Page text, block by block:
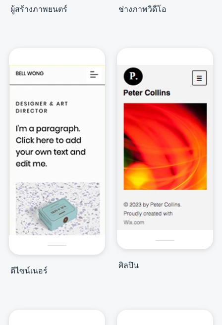
ผู้สร้างภาพยนตร์ ช่างภาพวิดีโอ
ดีไซน์เนอร์
ศิลปิน